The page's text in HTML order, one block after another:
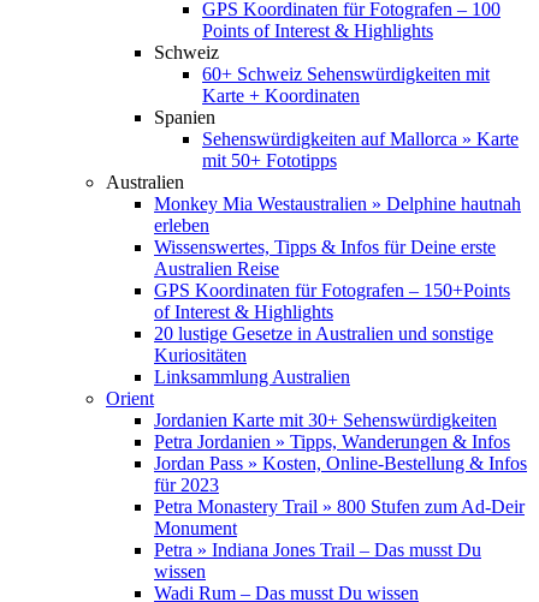
GPS Koordinaten für Fotografen – 100
Points of Interest & Highlights
Schweiz
60+ Schweiz Sehenswürdigkeiten mit
Karte + Koordinaten
Spanien
Sehenswürdigkeiten auf Mallorca » Karte
mit 50+ Fototipps
Australien
Monkey Mia Westaustralien » Delphine hautnah
erleben
Wissenswertes, Tipps & Infos für Deine erste
Australien Reise
GPS Koordinaten für Fotografen – 150+Points
of Interest & Highlights
20 lustige Gesetze in Australien und sonstige
Kuriositäten
Linksammlung Australien
Orient
Jordanien Karte mit 30+ Sehenswürdigkeiten
Petra Jordanien » Tipps, Wanderungen & Infos
Jordan Pass » Kosten, Online-Bestellung & Infos
für 2023
Petra Monastery Trail » 800 Stufen zum Ad-Deir
Monument
Petra » Indiana Jones Trail – Das musst Du
wissen
Wadi Rum – Das musst Du wissen